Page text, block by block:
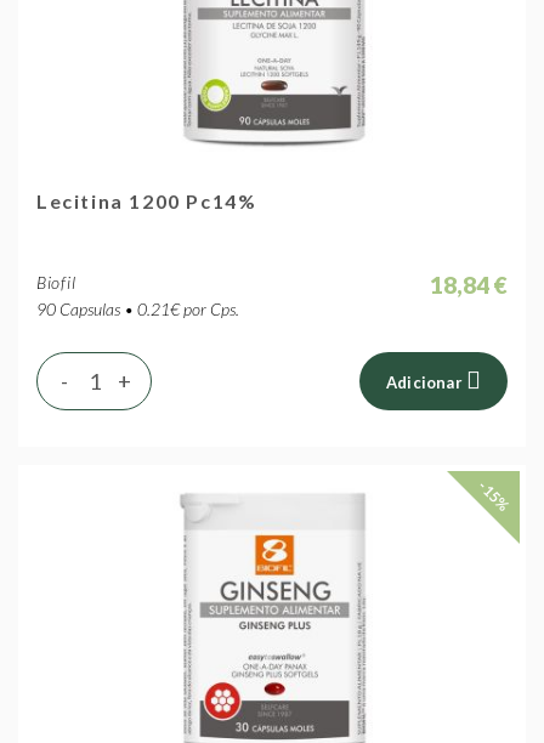
Lecitina 1200 Pc14%
Biofil
90 Capsulas • 0.21€ por Cps.
18,84 €
+
- Adicionar
-15%